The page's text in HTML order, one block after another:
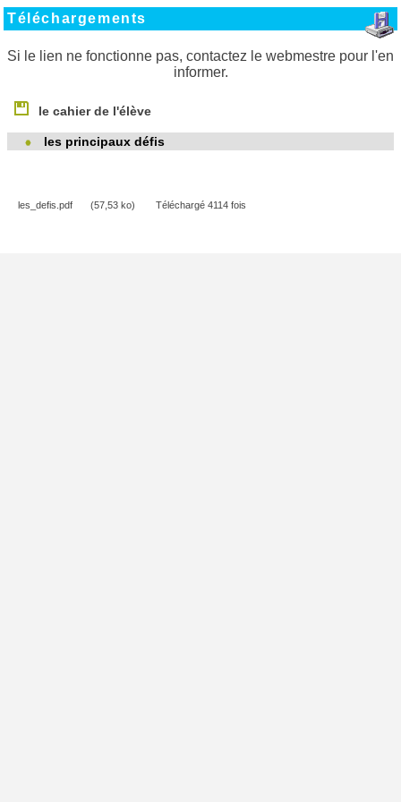
Téléchargements
Si le lien ne fonctionne pas, contactez le webmestre pour l'en
informer.
le cahier de l'élève
les principaux défis
les_defis.pdf (57,53 ko) Téléchargé 4114 fois